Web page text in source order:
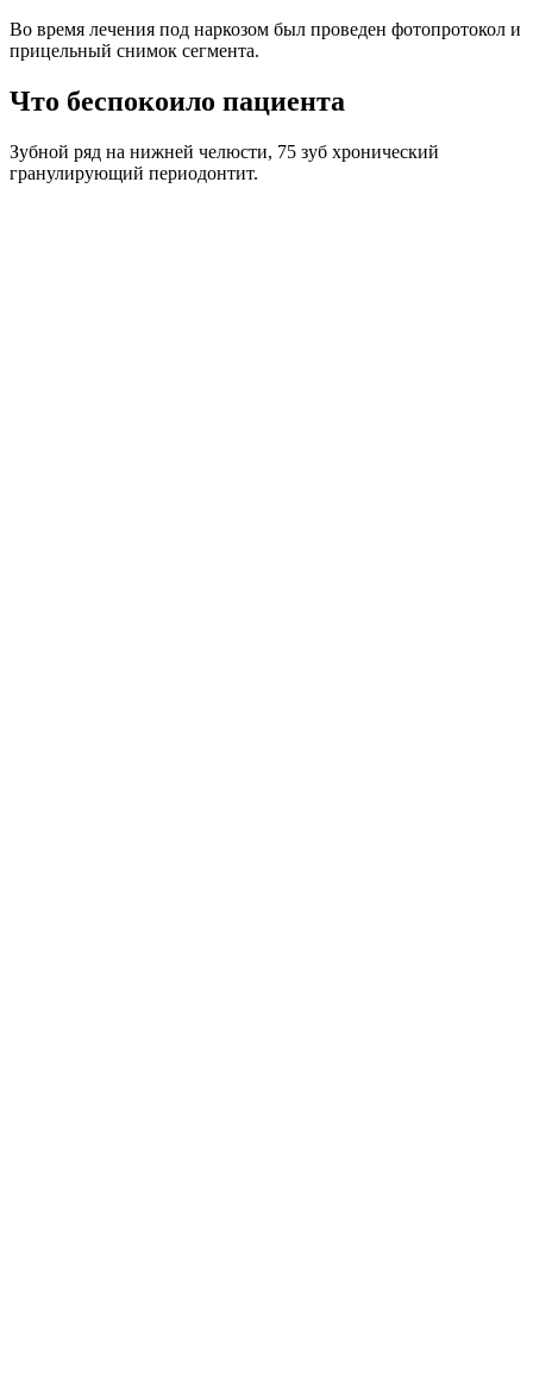
Во время лечения под наркозом был проведен фотопротокол и
прицельный снимок сегмента.
Что беспокоило пациента
Зубной ряд на нижней челюсти, 75 зуб хронический
гранулирующий периодонтит.